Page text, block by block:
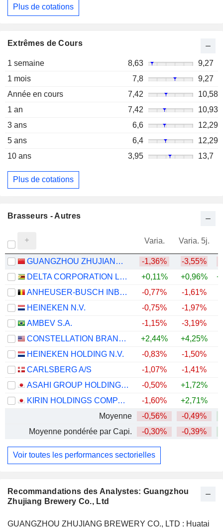
Recommandations des Analystes: Guangzhou
Zhujiang Brewery Co., Ltd
GUANGZHOU ZHUJIANG BREWERY CO., LTD : Huatai
Plus de cotations
Extrêmes de Cours
1 semaine 8,63
9,27
1 mois
7,8
9,27
Année en cours
7,42
10,58
1 an
7,42
10,93
3 ans
6,6
12,29
5 ans
6,4
12,29
10 ans
3,95 13,7
Plus de cotations
Brasseurs - Autres
Varia. Varia. 5j.
GUANGZHOU ZHUJIANG BREWERY CO., LTD -1,36% -3,55%
DELTA CORPORATION LIMITED
+0,11% +0,96%
ANHEUSER-BUSCH INBEV SA/NV
-0,77% -1,61%
HEINEKEN N.V.
-0,75% -1,97%
AMBEV S.A.
-1,15% -3,19%
CONSTELLATION BRANDS, INC.
+2,44% +4,25%
HEINEKEN HOLDING N.V.
-0,83% -1,50%
CARLSBERG A/S
-1,07% -1,41%
ASAHI GROUP HOLDINGS, LTD.
-0,50% +1,72%
KIRIN HOLDINGS COMPANY, LIMITED
-1,60% +2,71%
Moyenne
-0,56% -0,49%
Moyenne pondérée par Capi.
-0,30% -0,39%
Voir toutes les performances sectorielles